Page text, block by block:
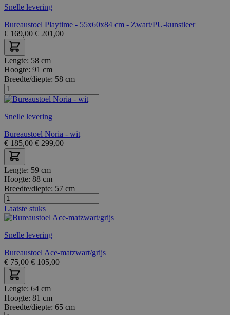
Snelle levering
Bureaustoel Playtime - 55x60x84 cm - Zwart/PU-kunstleer
€ 169,00 € 201,00
Lengte: 58 cm
Hoogte: 91 cm
Breedte/diepte: 58 cm
Snelle levering
Bureaustoel Noria - wit
€ 185,00 € 299,00
Lengte: 59 cm
Hoogte: 88 cm
Breedte/diepte: 57 cm
Laatste stuks
Snelle levering
Bureaustoel Ace-matzwart/grijs
€ 75,00 € 105,00
Lengte: 64 cm
Hoogte: 81 cm
Breedte/diepte: 65 cm